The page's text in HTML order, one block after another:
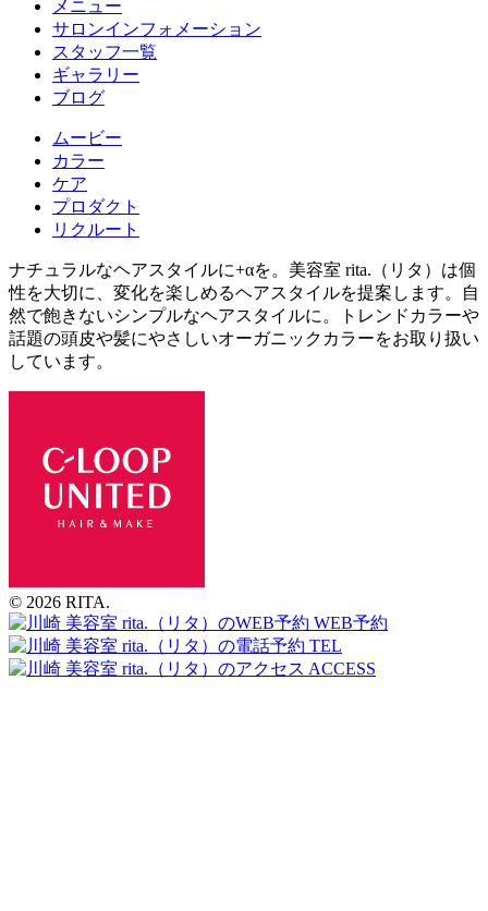
メニュー
サロンインフォメーション
スタッフ一覧
ギャラリー
ブログ
ムービー
カラー
ケア
プロダクト
リクルート
ナチュラルなヘアスタイルに+αを。美容室 rita.（リタ）は個
性を大切に、変化を楽しめるヘアスタイルを提案します。自
然で飽きないシンプルなヘアスタイルに。トレンドカラーや
話題の頭皮や髪にやさしいオーガニックカラーをお取り扱い
しています。
© 2026 RITA.
WEB予約
TEL
ACCESS